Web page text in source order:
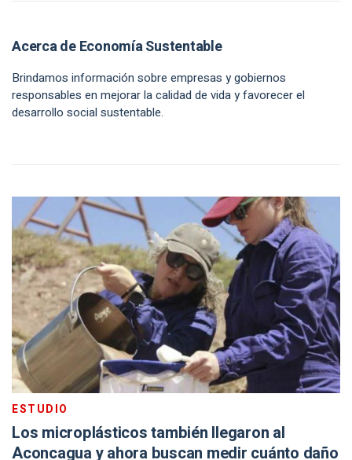
Acerca de Economía Sustentable
Brindamos información sobre empresas y gobiernos
responsables en mejorar la calidad de vida y favorecer el
desarrollo social sustentable.
ESTUDIO
Los microplásticos también llegaron al
Aconcagua y ahora buscan medir cuánto daño